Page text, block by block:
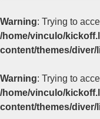
Warning: Trying to
/home/vinculo/
content/themes/diver/
Warning: Trying to
/home/vinculo/
content/themes/diver/